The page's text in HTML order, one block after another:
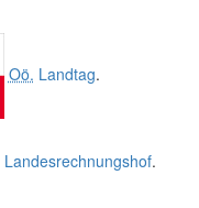
Oö. Landtag.
Landesrechnungshof.